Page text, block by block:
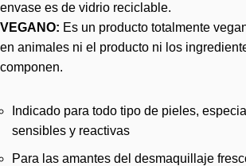
envase es de vidrio reciclable.
VEGANO: Es un producto totalmente
en animales ni el producto ni los
componen.
Indicado para todo tipo de pieles,
sensibles y reactivas
Para las amantes del desmaquillaje